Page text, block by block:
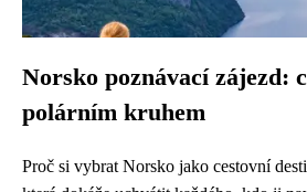
Norsko poznávací zájezd:
polárním kruhem
Proč si vybrat Norsko jako cestovní